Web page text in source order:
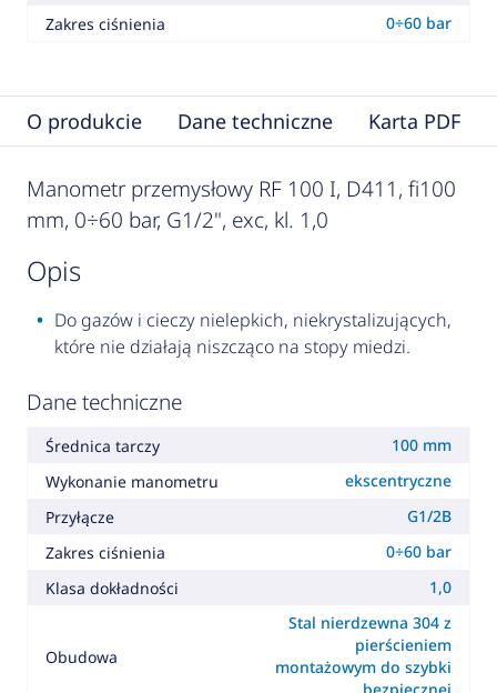
Zakres ciśnienia
0÷60 bar
O produkcie Dane techniczne Karta PDF
Manometr przemysłowy RF 100 I, D411, fi100
mm, 0÷60 bar, G1/2", exc, kl. 1,0
opis
Do gazów i cieczy nielepkich, niekrystalizujących,
które nie działają niszcząco na stopy miedzi.
Dane techniczne
Średnica tarczy
100 mm
Wykonanie manometru
ekscentryczne
Przyłącze
G1/2B
Zakres ciśnienia
0÷60 bar
Klasa dokładności
1,0
Obudowa
Stal nierdzewna 304 z
pierścieniem
montażowym do szybki